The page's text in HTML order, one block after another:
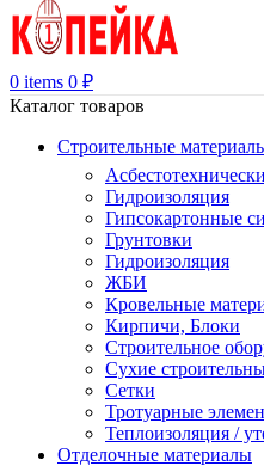
0 items 0 ₽
Каталог товаров
Строительные
Гидроизоляция
Гипсокартонные
Грунтовки
Гидроизоляция
ЖБИ
Кровельные
Кирпичи, Блоки
Строительное
Сухие
Сетки
Тротуарные
Теплоизоляция /
Отделочные материалы